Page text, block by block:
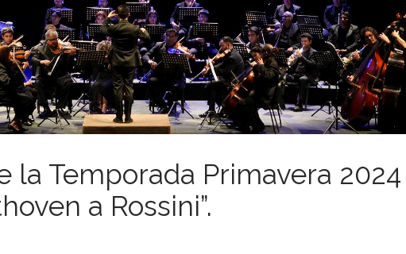
la Temporada Primavera 2024
a Rossini”.